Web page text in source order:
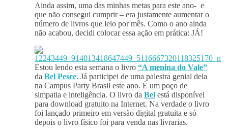
Ainda assim, uma das minhas metas para este ano- e
que não consegui cumprir – era justamente aumentar o
número de livros que leio por mês. Como o ano ainda
não acabou, decidi colocar essa ação em prática: JÁ!
Estou lendo esta semana o livro “A menina do Vale”
da Bel Pesce. Já participei de uma palestra genial dela
na Campus Party Brasil este ano. É um poço de
simpatia e inteligência. O livro da Bel está disponível
para download gratuito na Internet. Na verdade o livro
foi lançado primeiro em versão digital gratuita e só
depois o livro físico foi para venda nas livrarias.